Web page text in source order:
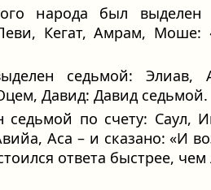
народа был выделен
Кегат, Амрам,
седьмой: Элиав,
Давид: Давид седьмой.
седьмой по счету: Саул,
Аса – и сказано: «И
ответа быстрее,